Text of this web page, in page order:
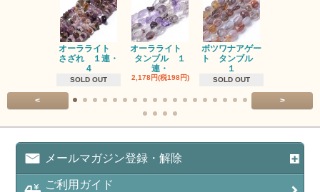
オーラライト
さざれ １連・
4
SOLD OUT
オーラライト
タンブル １
連・
2,178円(税198円)
ボツワナアゲー
ト タンブル
１
SOLD OUT
< >
メールマガジン登録・解除
ご利用ガイド